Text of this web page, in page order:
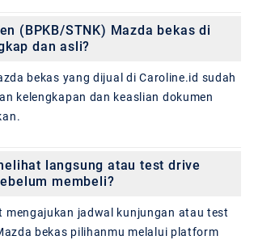
(BPKB/STNK) Mazda bekas di
dan asli?
bekas yang dijual di Caroline.id sudah
kelengkapan dan keaslian dokumen
langsung atau test drive
membeli?
mengajukan jadwal kunjungan atau test
bekas pilihanmu melalui platform